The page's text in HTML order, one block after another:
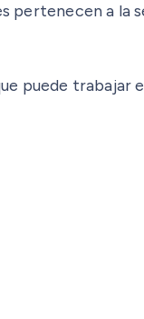
pertenecen a la
puede